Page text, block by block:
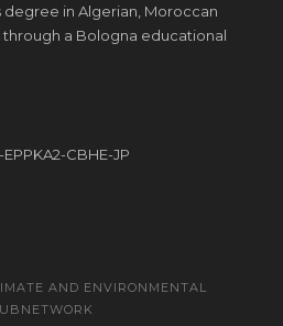
degree in Algerian, Moroccan
through a Bologna educational
CBHE-JP
AND ENVIRONMENTAL